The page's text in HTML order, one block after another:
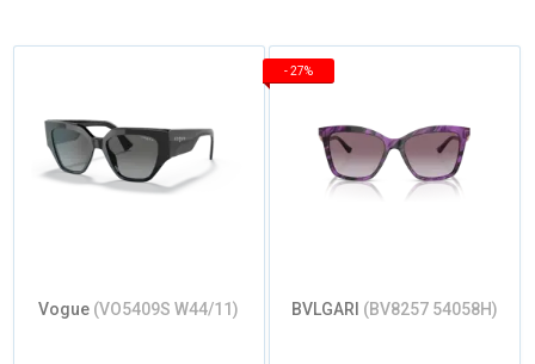
Vogue (VO5409S W44/11)
- 27%
BVLGARI (BV8257 54058H)